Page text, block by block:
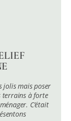
jolis mais poser
terrains à forte
C’était